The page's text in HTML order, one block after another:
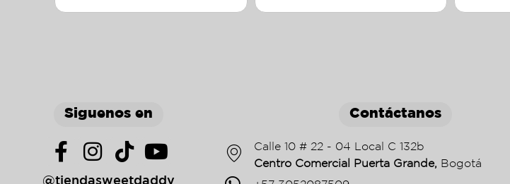
Siguenos en
@tiendasweetdaddy
Contáctanos
Calle 10 # 22 - 04 Local C 132b
Centro Comercial Puerta Grande, Bogotá